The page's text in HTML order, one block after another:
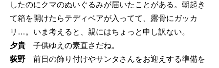
したのにクマのぬいぐるみが届いたことがある。朝起き
て箱を開けたらテディベアが入ってて、露骨にガッカ
リ…。いま考えると、親にはちょっと申し訳ない。
夕貴 子供ゆえの素直さだね。
荻野 前日の飾り付けやサンタさんをお迎えする準備を